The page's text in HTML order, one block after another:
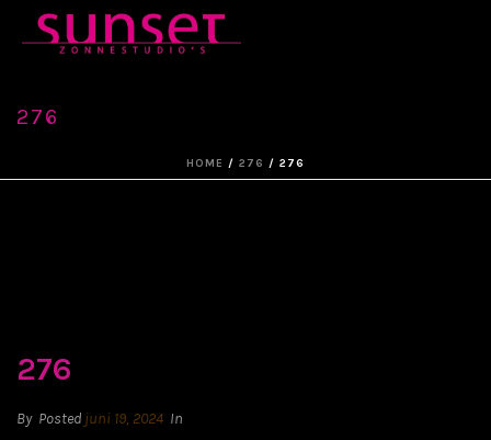
276
HOME / 276 / 276
276
By Posted juni 19, 2024 In